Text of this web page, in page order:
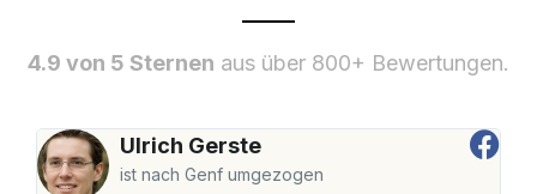
4.9 von 5 Sternen aus über 800+ Bewertungen.
Ulrich Gerste
ist nach Genf umgezogen